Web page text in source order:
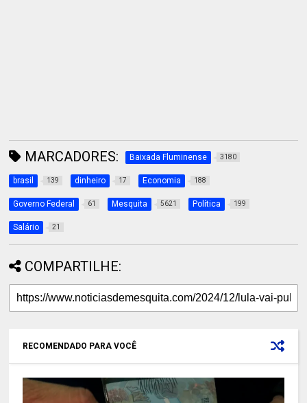
MARCADORES: Baixada Fluminense 3180
brasil 139 dinheiro 17 Economia 188
Governo Federal 61 Mesquita 5621 Política 199
Salário 21
COMPARTILHE:
RECOMENDADO PARA VOCÊ